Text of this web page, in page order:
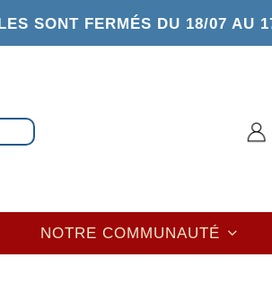
SONT FERMÉS DU 18/07 AU
NOTRE COMMUNAUTÉ